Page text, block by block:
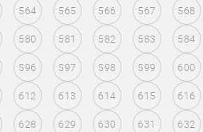
564 565 566 567 568
580 581 582 583 584
596 597 598 599 600
612 613 614 615 616
628 629 630 631 632